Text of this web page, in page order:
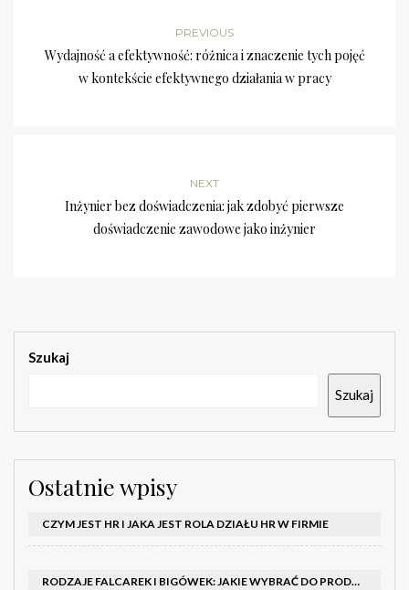
PREVIOUS
Wydajność a efektywność: różnica i znaczenie tych pojęć
w kontekście efektywnego działania w pracy
NEXT
Inżynier bez doświadczenia: jak zdobyć pierwsze
doświadczenie zawodowe jako inżynier
Szukaj
Szukaj
Ostatnie wpisy
CZYM JEST HR I JAKA JEST ROLA DZIAŁU HR W FIRMIE
RODZAJE FALCAREK I BIGÓWEK: JAKIE WYBRAĆ DO PRODUKCJI?